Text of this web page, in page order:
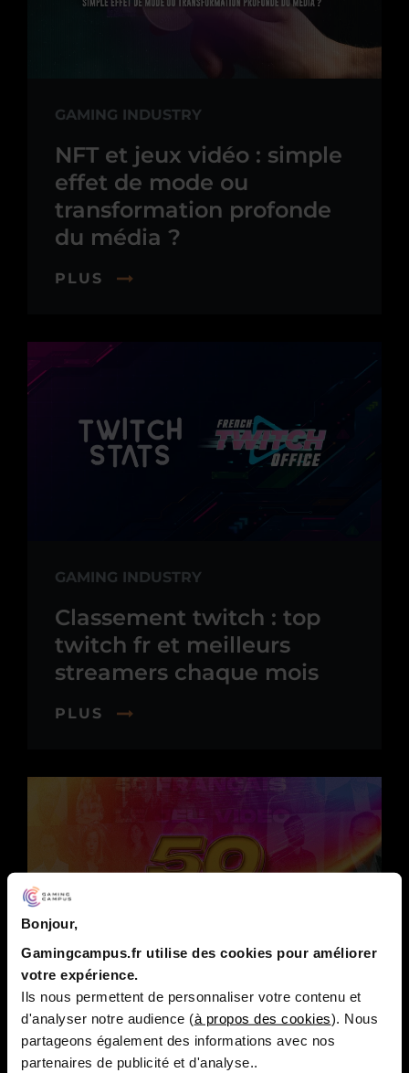
Bonjour,
Gamingcampus.fr utilise des cookies pour améliorer
votre expérience.
Ils nous permettent de personnaliser votre contenu et
d'analyser notre audience (à propos des cookies). Nous
partageons également des informations avec nos
partenaires de publicité et d'analyse..
GAMING INDUSTRY
NFT et jeux vidéo : simple
effet de mode ou
transformation profonde
du média ?
PLUS
GAMING INDUSTRY
Classement twitch : top
twitch fr et meilleurs
streamers chaque mois
PLUS
GAMING INDUSTRY
Les 50 Français qui feront